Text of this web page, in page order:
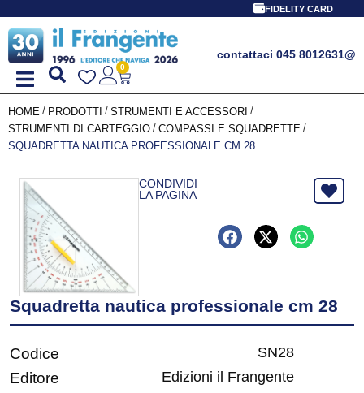
FIDELITY CARD
contattaci 045 8012631@
0
HOME / PRODOTTI / STRUMENTI E ACCESSORI /
STRUMENTI DI CARTEGGIO / COMPASSI E SQUADRETTE /
SQUADRETTA NAUTICA PROFESSIONALE CM 28
CONDIVIDI
LA PAGINA
Squadretta nautica professionale cm 28
Codice SN28
Editore Edizioni il Frangente